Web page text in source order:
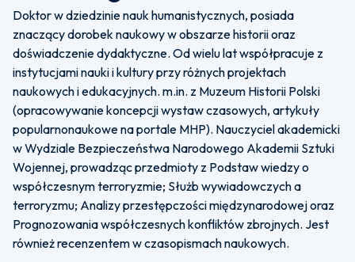
Doktor w dziedzinie nauk humanistycznych, posiada
znaczący dorobek naukowy w obszarze historii oraz
doświadczenie dydaktyczne. Od wielu lat współpracuje z
instytucjami nauki i kultury przy różnych projektach
naukowych i edukacyjnych. m.in. z Muzeum Historii Polski
(opracowywanie koncepcji wystaw czasowych, artykuły
popularnonaukowe na portale MHP). Nauczyciel akademicki
w Wydziale Bezpieczeństwa Narodowego Akademii Sztuki
Wojennej, prowadząc przedmioty z Podstaw wiedzy o
współczesnym terroryzmie; Służb wywiadowczych a
terroryzmu; Analizy przestępczości międzynarodowej oraz
Prognozowania współczesnych konfliktów zbrojnych. Jest
również recenzentem w czasopismach naukowych.